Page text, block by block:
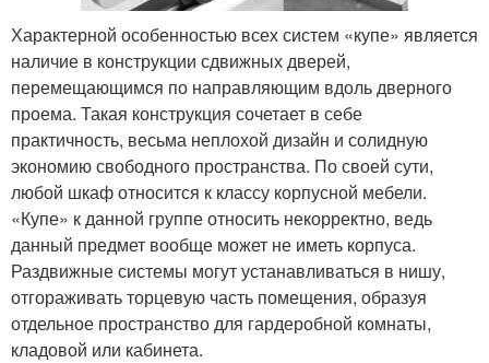
Характерной особенностью всех систем «купе» является
наличие в конструкции сдвижных дверей,
перемещающимся по направляющим вдоль дверного
проема. Такая конструкция сочетает в себе
практичность, весьма неплохой дизайн и солидную
экономию свободного пространства. По своей сути,
любой шкаф относится к классу корпусной мебели.
«Купе» к данной группе относить некорректно, ведь
данный предмет вообще может не иметь корпуса.
Раздвижные системы могут устанавливаться в нишу,
отгораживать торцевую часть помещения, образуя
отдельное пространство для гардеробной комнаты,
кладовой или кабинета.